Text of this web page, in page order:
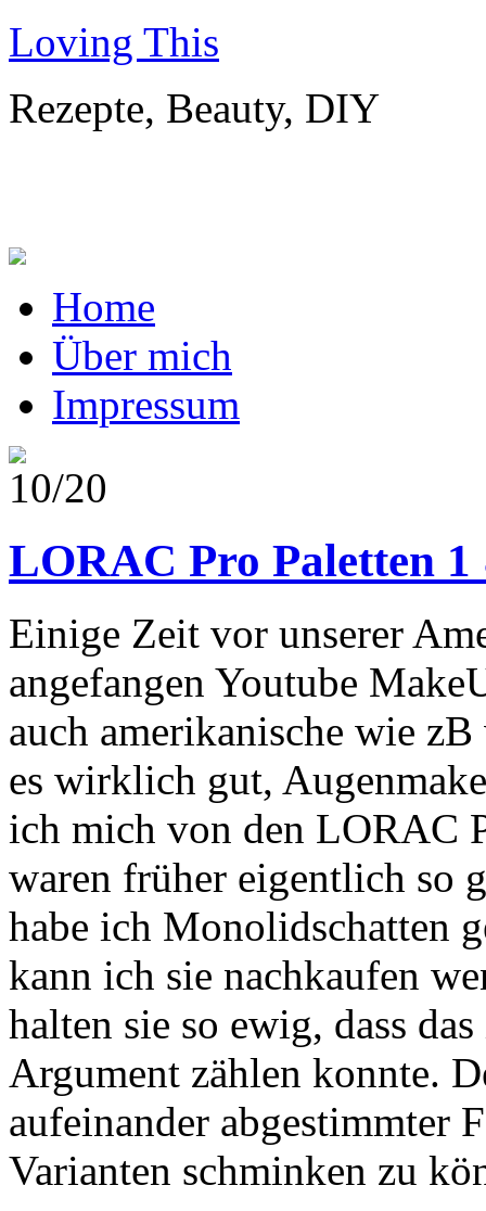
Loving This
Rezepte, Beauty, DIY
Home
Über mich
Impressum
10/20
LORAC Pro Paletten
Einige Zeit vor unserer
angefangen Youtube
auch amerikanische wie
es wirklich gut,
ich mich von den LORAC
waren früher eigentlich so
habe ich Monolidschatten
kann ich sie nachkaufen
halten sie so ewig, dass
Argument zählen konnte.
aufeinander abgestimmter
Varianten schminken zu